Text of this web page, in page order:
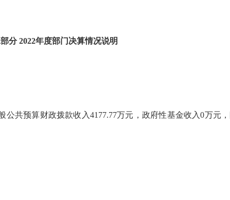
部分 2022年度部门决算情况说明
公共预算财政拨款收入4177.77万元，政府性基金收入0万元 ，